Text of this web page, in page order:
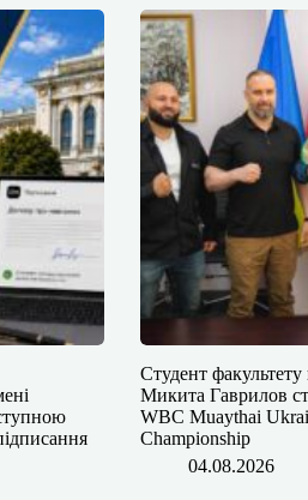
Студент
Микита Гаврилов
WBC Muaythai
Championship
04.08.2026